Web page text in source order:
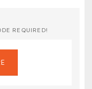
REQUIRED!